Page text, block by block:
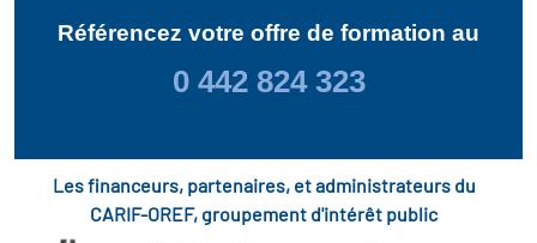
Référencez votre offre de formation au
0 442 824 323
Les financeurs, partenaires, et administrateurs du
CARIF-OREF, groupement d'intérêt public